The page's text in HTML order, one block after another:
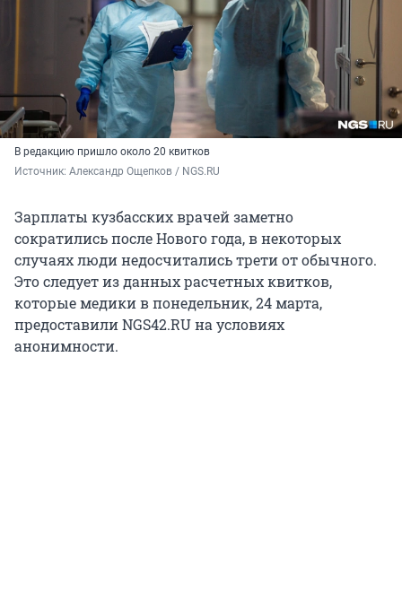
В редакцию пришло около 20 квитков
Источник: Александр Ощепков / NGS.RU
Зарплаты кузбасских врачей заметно
сократились после Нового года, в некоторых
случаях люди недосчитались трети от обычного.
Это следует из данных расчетных квитков,
которые медики в понедельник, 24 марта,
предоставили NGS42.RU на условиях
анонимности.